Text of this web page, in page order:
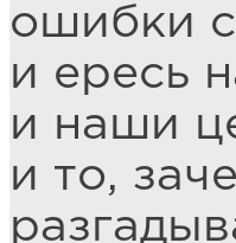
ошибки
и ересь
и наши
и то,